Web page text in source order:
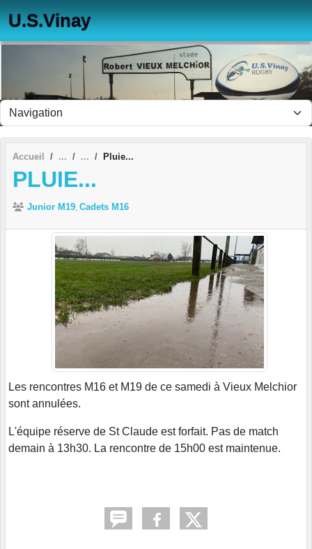
U.S.Vinay
Accueil Pluie...
PLUIE...
Junior M19 Cadets M16
Les rencontres M16 et M19 de ce samedi à Vieux Melchior
sont annulées.
L'équipe réserve de St Claude est forfait. Pas de match
demain à 13h30. La rencontre de 15h00 est maintenue.